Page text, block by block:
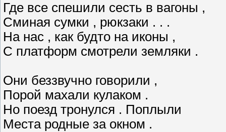
Где все спешили сесть в вагоны ,
Сминая сумки , рюкзаки . . .
На нас , как будто на иконы ,
С платформ смотрели земляки .
Они беззвучно говорили ,
Порой махали кулаком .
Но поезд тронулся . Поплыли
Места родные за окном .